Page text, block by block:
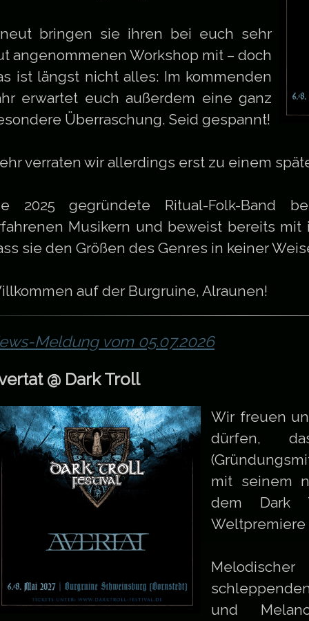
bringen sie ihren bei euch sehr
angenommenen Workshop mit – doch
ist längst nicht alles: Im kommenden
erwartet euch außerdem eine ganz
Überraschung. Seid gespannt!
verraten wir allerdings erst zu einem
2025 gegründete Ritual-Folk-Band
Musikern und beweist bereits mit
sie den Größen des Genres in keiner
auf der Burgruine, Alraunen!
Meldung vom 05.07.2026
@ Dark Troll
Wir freuen
dürfen,
mit seinem
dem Dark
Weltpremiere
und